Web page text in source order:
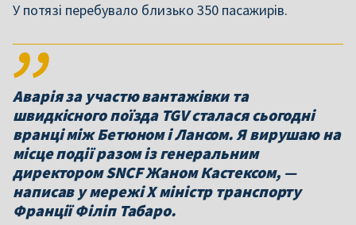
У потязі перебувало близько 350 пасажирів.
Аварія за участю вантажівки та
швидкісного поїзда TGV сталася сьогодні
вранці між Бетюном і Лансом. Я вирушаю на
місце події разом із генеральним
директором SNCF Жаном Кастексом, —
написав у мережі X міністр транспорту
Франції Філіп Табаро.